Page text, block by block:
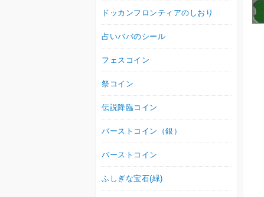
ドッカンフロンティアのしおり
占いババのシール
フェスコイン
祭コイン
伝説降臨コイン
バーストコイン（銀）
バーストコイン
ふしぎな宝石(緑)